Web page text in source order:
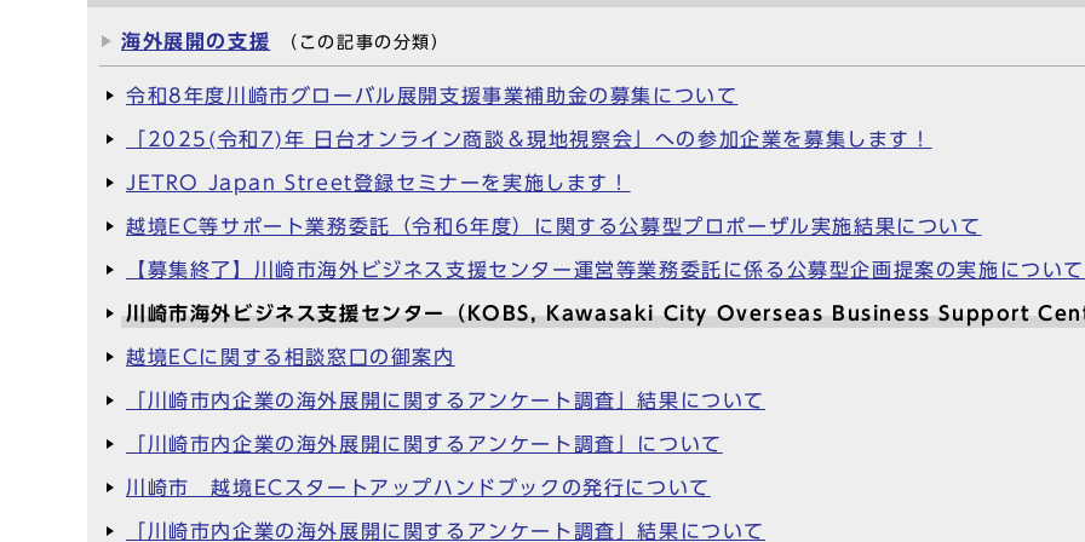
海外展開の支援 （この記事の分類）
令和8年度川崎市グローバル展開支援事業補助金の募集について
「2025(令和7)年 日台オンライン商談＆現地視察会」への参加企業を募集します！
JETRO Japan Street登録セミナーを実施します！
越境EC等サポート業務委託（令和6年度）に関する公募型プロポーザル実施結果について
【募集終了】川崎市海外ビジネス支援センター運営等業務委託に係る公募型企画提案の実施について
川崎市海外ビジネス支援センター（KOBS, Kawasaki City Overseas Business Support
越境ECに関する相談窓口の御案内
「川崎市内企業の海外展開に関するアンケート調査」結果について
「川崎市内企業の海外展開に関するアンケート調査」について
川崎市 越境ECスタートアップハンドブックの発行について
「川崎市内企業の海外展開に関するアンケート調査」結果について